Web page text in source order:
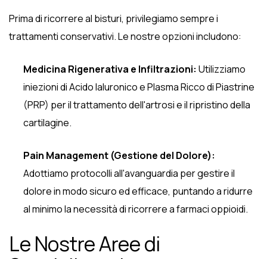
Prima di ricorrere al bisturi, privilegiamo sempre i
trattamenti conservativi. Le nostre opzioni includono:
Medicina Rigenerativa e Infiltrazioni: Utilizziamo
iniezioni di Acido Ialuronico e Plasma Ricco di Piastrine
(PRP) per il trattamento dell'artrosi e il ripristino della
cartilagine.
Pain Management (Gestione del Dolore):
Adottiamo protocolli all'avanguardia per gestire il
dolore in modo sicuro ed efficace, puntando a ridurre
al minimo la necessità di ricorrere a farmaci oppioidi.
Le Nostre Aree di